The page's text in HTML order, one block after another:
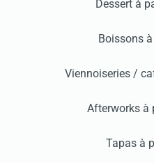
Dessert à
Boissons
Viennoiseries /
​Afterworks à
Tapas à